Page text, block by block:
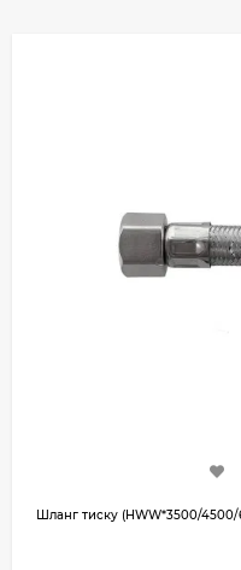
Шланг тиску (HWW*3500/4500/